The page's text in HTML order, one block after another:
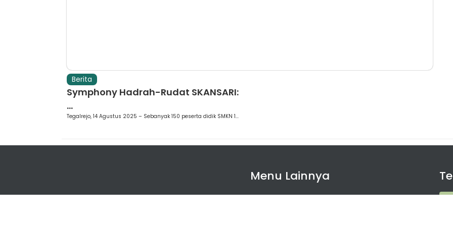
Berita
Symphony Hadrah-Rudat SKANSARI:
...
Tegalrejo, 14 Agustus 2025 – Sebanyak 150 peserta didik SMKN 1...
Mempunyai ketetapan, tidak tergoyahkan, berisi
Menu Lainnya
Agenda